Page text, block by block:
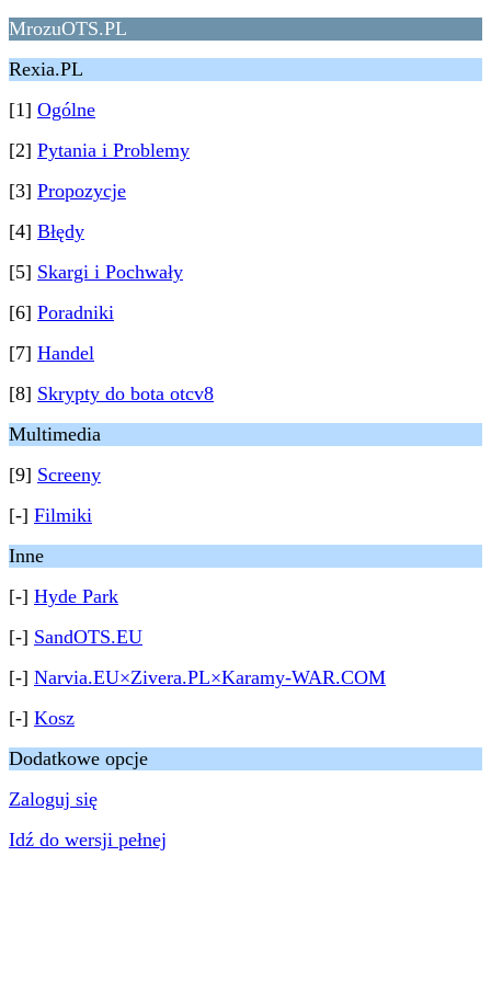
MrozuOTS.PL
Rexia.PL
[1] Ogólne
[2] Pytania i Problemy
[3] Propozycje
[4] Błędy
[5] Skargi i Pochwały
[6] Poradniki
[7] Handel
[8] Skrypty do bota otcv8
Multimedia
[9] Screeny
[-] Filmiki
Inne
[-] Hyde Park
[-] SandOTS.EU
[-] Narvia.EU×Zivera.PL×Karamy-WAR.COM
[-] Kosz
Dodatkowe opcje
Zaloguj się
Idź do wersji pełnej